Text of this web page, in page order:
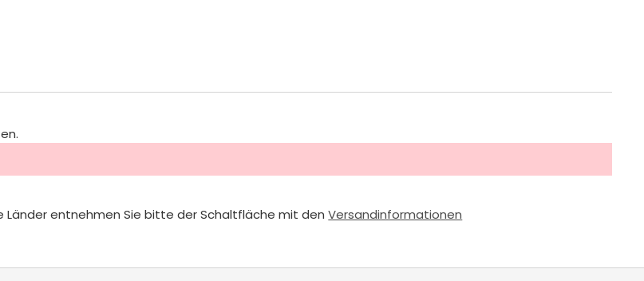
Länder entnehmen Sie bitte der Schaltfläche mit denVersandinformationen